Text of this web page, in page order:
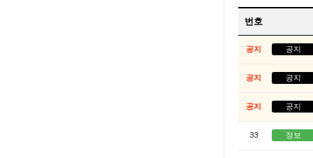
번호
공지 공지
공지 공지
공지 공지
33 정보